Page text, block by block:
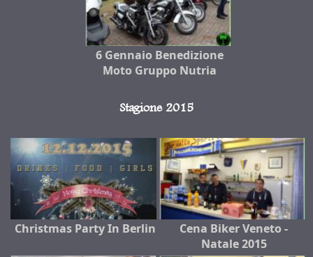
6 Gennaio Benedizione
Moto Gruppo Nutria
Stagione 2015
Christmas Party In Berlin
Cena Biker Veneto -
Natale 2015